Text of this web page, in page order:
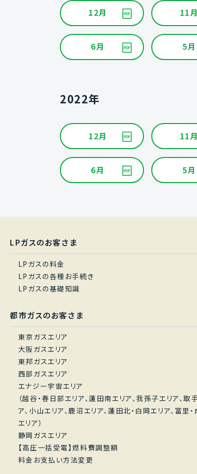
12月 11月
6月 5月
2022年
12月 11月
6月 5月
LPガスのお客さま
LPガスの料金
LPガスの各種お手続き
LPガスの基礎知識
都市ガスのお客さま
東京ガスエリア
大阪ガスエリア
東邦ガスエリア
西部ガスエリア
エナジー宇宙エリア
（越谷・春日部エリア、蓮田南エリア、我孫子エリア、取
ア、小山エリア、鹿沼エリア、蓮田北・白岡エリア、富里
エリア）
静岡ガスエリア
【高圧一括受電】燃料費調整額
料金お支払い方法変更